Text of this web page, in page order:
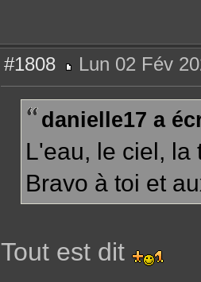
#1808
e
Lun 02 Fév
danielle17 a
L'eau, le ciel, la
Bravo à toi et
Tout est dit